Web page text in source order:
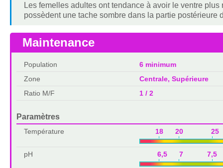
Les femelles adultes ont tendance à avoir le ventre
possèdent une tache sombre dans la partie
Maintenance
Population
6 minimum
Zone
Centrale, Supérieure
Ratio M/F
1 / 2
Paramètres
Température 18 20 25
pH 6,5 7 7,5